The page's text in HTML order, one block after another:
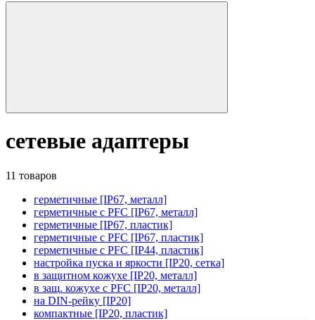
сетевые адаптеры
11 товаров
герметичные [IP67, металл]
герметичные с PFC [IP67, металл]
герметичные [IP67, пластик]
герметичные с PFC [IP67, пластик]
герметичные с PFC [IP44, пластик]
настройка пуска и яркости [IP20, сетка]
в защитном кожухе [IP20, металл]
в защ. кожухе с PFC [IP20, металл]
на DIN-рейку [IP20]
компактные [IP20, пластик]